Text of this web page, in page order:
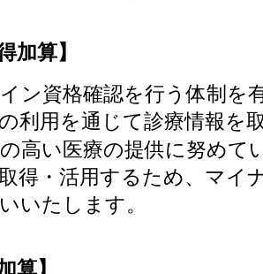
加算】
ン資格確認を行う体制を
利用を通じて診療情報を
高い医療の提供に努め
得・活用するため、マイ
いたします。
算】